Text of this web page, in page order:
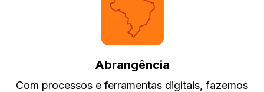
Abrangência
Com processos e ferramentas digitais, fazemos